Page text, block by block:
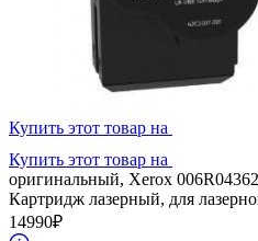
Купить этот товар на
Купить этот товар на
оригинальный, Xerox
Картридж лазерный, для
14990₽